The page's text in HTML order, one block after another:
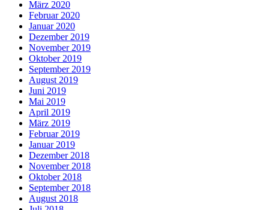
März 2020
Februar 2020
Januar 2020
Dezember 2019
November 2019
Oktober 2019
September 2019
August 2019
Juni 2019
Mai 2019
April 2019
März 2019
Februar 2019
Januar 2019
Dezember 2018
November 2018
Oktober 2018
September 2018
August 2018